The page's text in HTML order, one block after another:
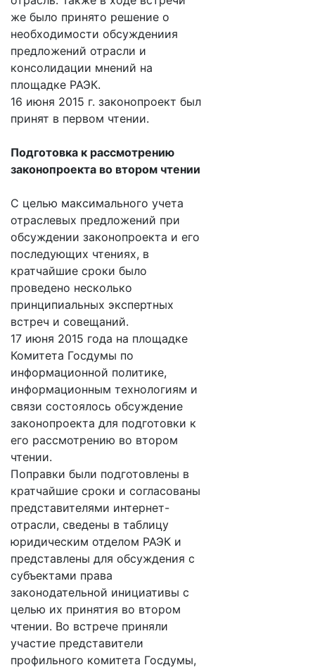
же было принято решение о
необходимости обсуждениия
предложений отрасли и
консолидации мнений на
площадке РАЭК.
16 июня 2015 г. законопроект был
принят в первом чтении.
Подготовка к рассмотрению
законопроекта во втором чтении
С целью максимального учета
отраслевых предложений при
обсуждении законопроекта и его
последующих чтениях, в
кратчайшие сроки было
проведено несколько
принципиальных экспертных
встреч и совещаний.
17 июня 2015 года на площадке
Комитета Госдумы по
информационной политике,
информационным технологиям и
связи состоялось обсуждение
законопроекта для подготовки к
его рассмотрению во втором
чтении.
Поправки были подготовлены в
кратчайшие сроки и согласованы
представителями интернет-
отрасли, сведены в таблицу
юридическим отделом РАЭК и
представлены для обсуждения с
субъектами права
законодательной инициативы с
целью их принятия во втором
чтении. Во встрече приняли
участие представители
профильного комитета Госдумы,